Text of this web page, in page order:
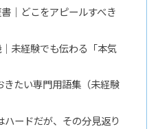
｜どこをアピールすべき
未経験でも伝わる「本気
たい専門用語集（未経験
ードだが、その分見返り